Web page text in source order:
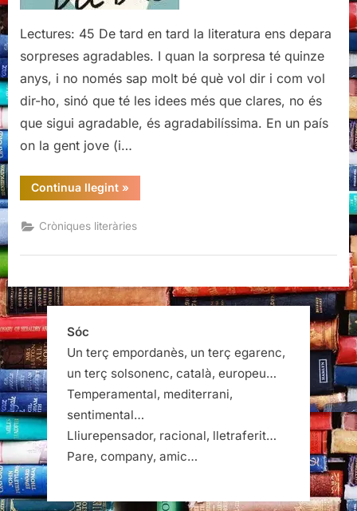
entrevista
a
(El
noi
del
Lectures: 45 De tard en tard la literatura ens depara
sorpreses agradables. I quan la sorpresa té quinze
anys, i no només sap molt bé què vol dir i com vol
dir-ho, sinó que té les idees més que clares, no és
que sigui agradable, és agradabilíssima. En un país
on la gent jove (i…
Continua llegint“Els
ulls
més
que
paraules:
Aina
Li
(El
»
Cròniques literàries
Sóc
Un terç empordanès, un terç egarenc,
un terç solsonenc, català, europeu…
Temperamental, mediterrani,
sentimental…
Lliurepensador, racional, lletraferit…
Pare, company, amic…